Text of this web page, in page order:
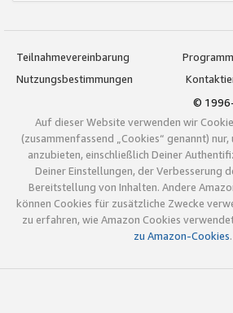
Teilnahmevereinbarung
Nutzungsbestimmungen
© 1996-
Auf dieser Website verwenden wir
(zusammenfassend „Cookies“ genannt)
anzubieten, einschließlich Deiner
Deiner Einstellungen, der Verbesserung
Bereitstellung von Inhalten. Andere
können Cookies für zusätzliche Zwecke
zu erfahren, wie Amazon Cookies
zu Amazon-Cookies.